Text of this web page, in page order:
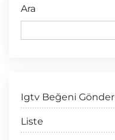
Ara
Igtv Beğeni
Liste